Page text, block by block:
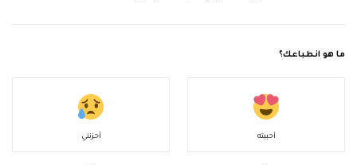
ما هو انطباعك؟
أحببته أحزنني